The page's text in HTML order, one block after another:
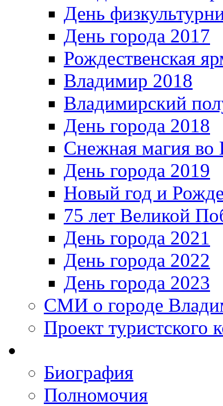
День
День города 2017
Рождественская
Владимир 2018
Владимирский
День города 2018
Снежная магия во
День города 2019
Новый год и
75 лет Великой
День города 2021
День города 2022
День города 2023
СМИ о городе
Проект туристского
Биография
Полномочия